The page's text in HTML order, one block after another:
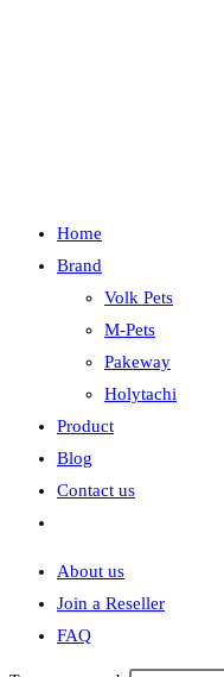
Home
Brand
Volk Pets
M-Pets
Pakeway
Holytachi
Product
Blog
Contact us
search
About us
Join a Reseller
FAQ